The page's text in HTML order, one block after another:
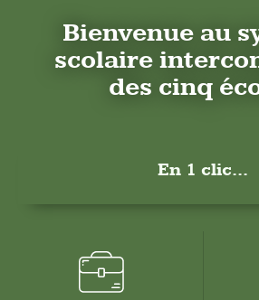
Bienvenue au
scolaire
des cinq
En 1 clic...